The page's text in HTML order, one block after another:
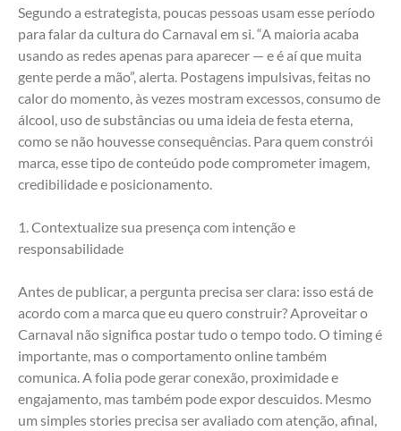
Segundo a estrategista, poucas pessoas usam esse período
para falar da cultura do Carnaval em si. “A maioria acaba
usando as redes apenas para aparecer — e é aí que muita
gente perde a mão”, alerta. Postagens impulsivas, feitas no
calor do momento, às vezes mostram excessos, consumo de
álcool, uso de substâncias ou uma ideia de festa eterna,
como se não houvesse consequências. Para quem constrói
marca, esse tipo de conteúdo pode comprometer imagem,
credibilidade e posicionamento.
1. Contextualize sua presença com intenção e
responsabilidade
Antes de publicar, a pergunta precisa ser clara: isso está de
acordo com a marca que eu quero construir? Aproveitar o
Carnaval não significa postar tudo o tempo todo. O timing é
importante, mas o comportamento online também
comunica. A folia pode gerar conexão, proximidade e
engajamento, mas também pode expor descuidos. Mesmo
um simples stories precisa ser avaliado com atenção, afinal,